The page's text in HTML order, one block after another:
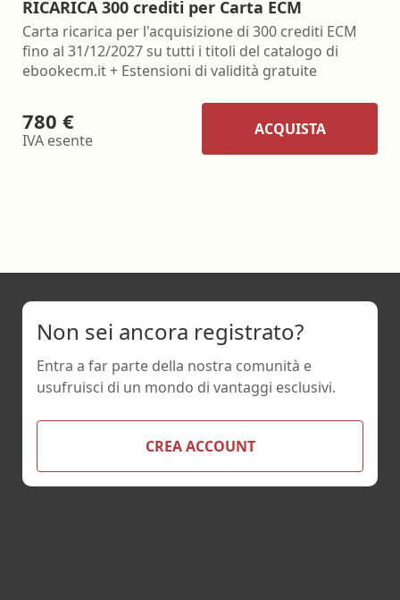
RICARICA 300 crediti per Carta ECM
Carta ricarica per l'acquisizione di 300 crediti ECM
fino al 31/12/2027 su tutti i titoli del catalogo di
ebookecm.it + Estensioni di validità gratuite
780 €
IVA esente
ACQUISTA
Non sei ancora registrato?
Entra a far parte della nostra comunità e
usufruisci di un mondo di vantaggi esclusivi.
CREA ACCOUNT